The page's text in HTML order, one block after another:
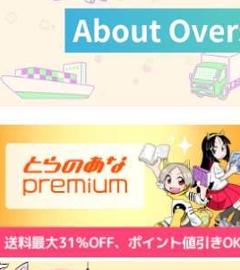
（税込）
ミスラ×真木晶♂
サンプル 作品詳細
くみさんち
629円（税
ミスラ×真
サンプ